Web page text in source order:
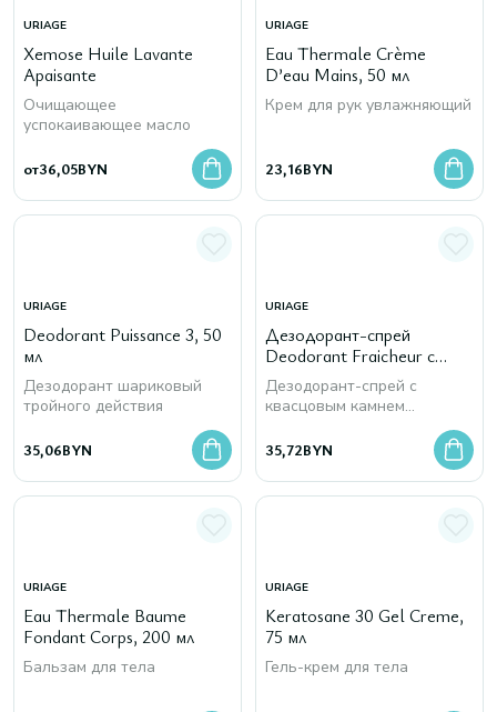
URIAGE
Xemose Huile Lavante
Apaisante
Очищающее
успокаивающее масло
от36,05BYN
URIAGE
Eau Thermale Crème
D’eau Mains, 50 мл
Крем для рук увлажняющий
23,16BYN
URIAGE
Deodorant Puissance 3, 50
мл
Дезодорант шариковый
тройного действия
35,06BYN
URIAGE
Дезодорант-спрей
Deodorant Fraicheur с
квасцовым камнем
освежающий, 125 мл
Дезодорант-спрей с
квасцовым камнем
35,72BYN
URIAGE
Eau Thermale Baume
Fondant Corps, 200 мл
Бальзам для тела
URIAGE
Keratosane 30 Gel Creme,
75 мл
Гель-крем для тела